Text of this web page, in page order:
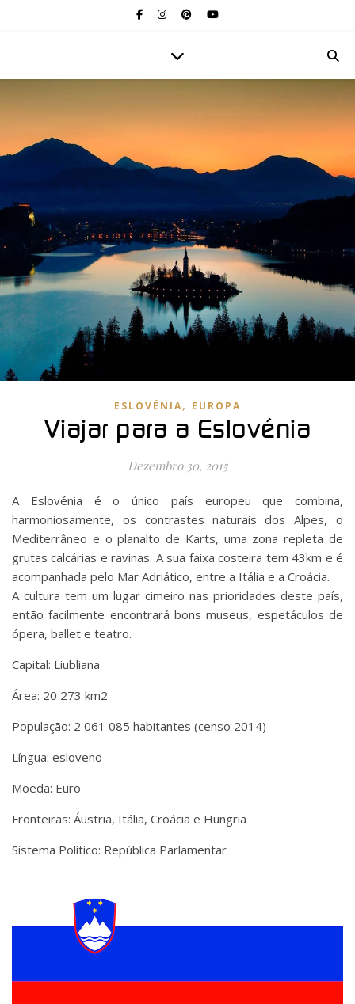
ESLOVÉNIA, EUROPA
Viajar para a Eslovénia
Dezembro 30, 2015
A Eslovénia é o único país europeu que combina,
harmoniosamente, os contrastes naturais dos Alpes, o
Mediterrâneo e o planalto de Karts, uma zona repleta de
grutas calcárias e ravinas. A sua faixa costeira tem 43km e é
acompanhada pelo Mar Adriático, entre a Itália e a Croácia.
A cultura tem um lugar cimeiro nas prioridades deste país,
então facilmente encontrará bons museus, espetáculos de
ópera, ballet e teatro.
Capital: Liubliana
Área: 20 273 km2
População: 2 061 085 habitantes (censo 2014)
Língua: esloveno
Moeda: Euro
Fronteiras: Áustria, Itália, Croácia e Hungria
Sistema Político: República Parlamentar